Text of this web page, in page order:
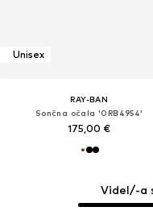
Videl/-a
Unisex
RAY-BAN
Sončna očala '0RB4954'
175,00 €